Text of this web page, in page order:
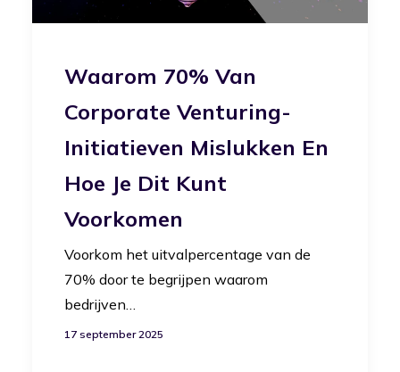
Waarom 70% Van
Corporate Venturing-
Initiatieven Mislukken En
Hoe Je Dit Kunt
Voorkomen
Voorkom het uitvalpercentage van de
70% door te begrijpen waarom
bedrijven…
17 september 2025